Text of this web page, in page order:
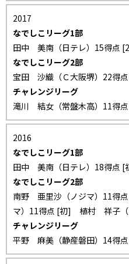
2017
なでしこリーグ1部
田中 美南（日テレ）15得点
なでしこリーグ2部
宝田 沙織（Ｃ大阪堺）22得
チャレンジリーグ
滝川 結女（常盤木高）11得
2016
なでしこリーグ1部
田中 美南（日テレ）18得点 [
なでしこリーグ2部
南野 亜里沙（ノジマ）11得
マ）11得点 [初] 植村 祥子（
チャレンジリーグ
平野 麻美（静産磐田）14得